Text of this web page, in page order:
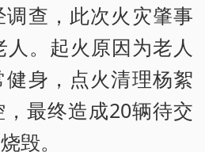
查，此次火灾肇事
。起火原因为老人
身，点火清理杨絮
最终造成20辆待交
毁。